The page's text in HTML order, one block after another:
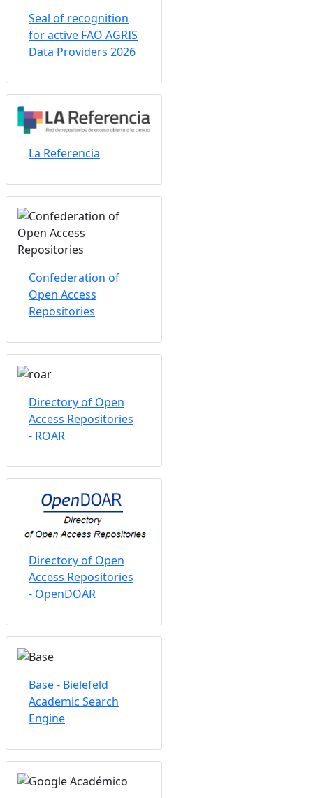
Seal of recognition
for active FAO AGRIS
Data Providers 2026
La Referencia
Confederation of
Open Access
Repositories
Directory of Open
Access Repositories
- ROAR
Directory of Open
Access Repositories
- OpenDOAR
Base - Bielefeld
Academic Search
Engine